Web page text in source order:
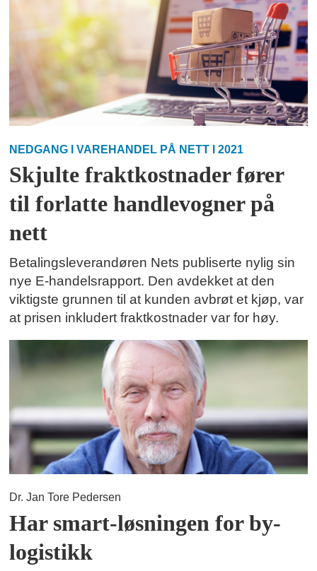
NEDGANG I VAREHANDEL PÅ NETT I 2021
Skjulte fraktkostnader fører
til forlatte handlevogner på
nett
Betalingsleverandøren Nets publiserte nylig sin
nye E-handelsrapport. Den avdekket at den
viktigste grunnen til at kunden avbrøt et kjøp, var
at prisen inkludert fraktkostnader var for høy.
Dr. Jan Tore Pedersen
Har smart-løsningen for by-
logistikk